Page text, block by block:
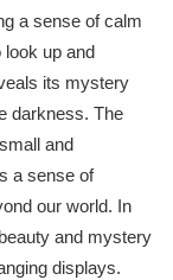
a sense of calm
up and
its mystery
darkness. The
and
a sense of
our world. In
and mystery
displays.